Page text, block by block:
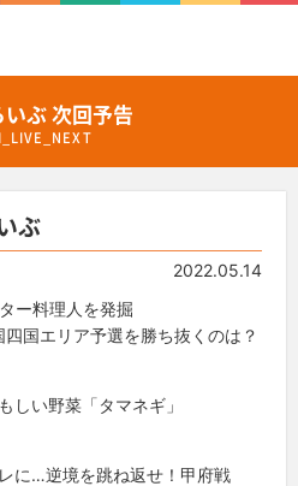
ぶ 次回予告
ぶ
2022.05.14
ー料理人を発掘
国エリア予選を勝ち抜くのは？
い野菜「タマネギ」
に…逆境を跳ね返せ！甲府戦